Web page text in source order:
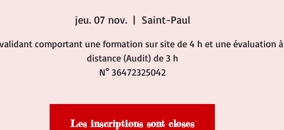
jeu. 07 nov.
  |
Saint-Paul
validant comportant une formation sur site de 4 h et une évaluation à
distance (Audit) de 3 h
N° 36472325042
Les inscriptions sont closes